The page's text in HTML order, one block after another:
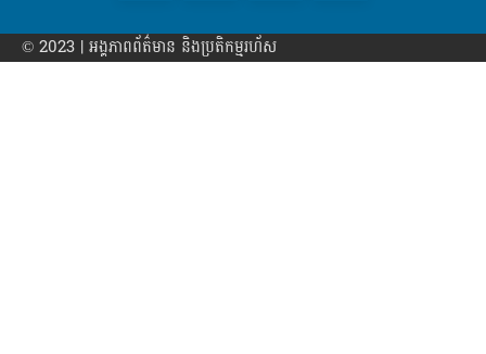
© 2023 | អង្គភាព​ព័ត៌មាន​ និងប្រតិកម្មរហ័ស